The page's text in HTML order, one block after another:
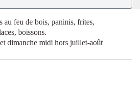
au feu de bois, paninis, frites,
boissons.
dimanche midi hors juillet-août